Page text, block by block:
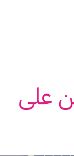
على